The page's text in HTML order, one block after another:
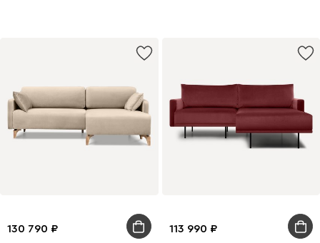
130 790 113 990